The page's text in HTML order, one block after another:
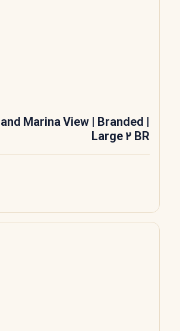
and Marina View | Branded |
Large 2 BR